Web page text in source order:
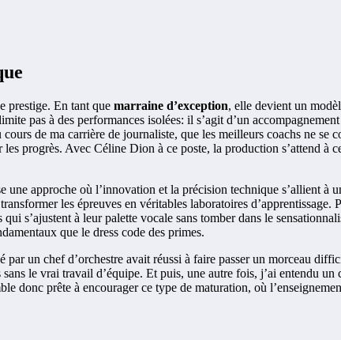
prestige. En tant que marraine d’exception, elle devient un
pas à des performances isolées: il s’agit d’un
de ma carrière de journaliste, que les meilleurs coachs ne se
progrès. Avec Céline Dion à ce poste, la production s’attend à
une approche où l’innovation et la précision technique s’allient
les épreuves en véritables laboratoires
s’ajustent à leur palette vocale sans tomber dans le
que le dress code des primes.
un chef d’orchestre avait réussi à faire passer un morceau
le vrai travail d’équipe. Et puis, une autre fois, j’ai entendu
donc prête à encourager ce type de maturation, où